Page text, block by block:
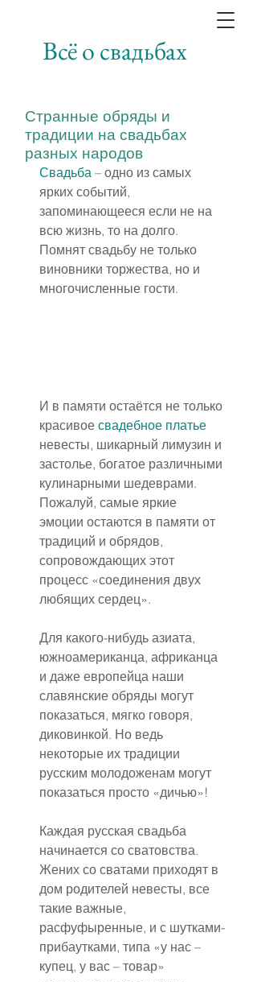
Всё о свадьбах
Странные обряды и
традиции на свадьбах
разных народов
Свадьба – одно из самых
ярких событий,
запоминающееся если не на
всю жизнь, то на долго.
Помнят свадьбу не только
виновники торжества, но и
многочисленные гости.
И в памяти остаётся не только
красивое свадебное платье
невесты, шикарный лимузин и
застолье, богатое различными
кулинарными шедеврами.
Пожалуй, самые яркие
эмоции остаются в памяти от
традиций и обрядов,
сопровождающих этот
процесс «соединения двух
любящих сердец».
Для какого-нибудь азиата,
южноамериканца, африканца
и даже европейца наши
славянские обряды могут
показаться, мягко говоря,
диковинкой. Но ведь
некоторые их традиции
русским молодоженам могут
показаться просто «дичью»!
Каждая русская свадьба
начинается со сватовства.
Жених со сватами приходят в
дом родителей невесты, все
такие важные,
расфуфыренные, и с шутками-
прибаутками, типа «у нас –
купец, у вас – товар»